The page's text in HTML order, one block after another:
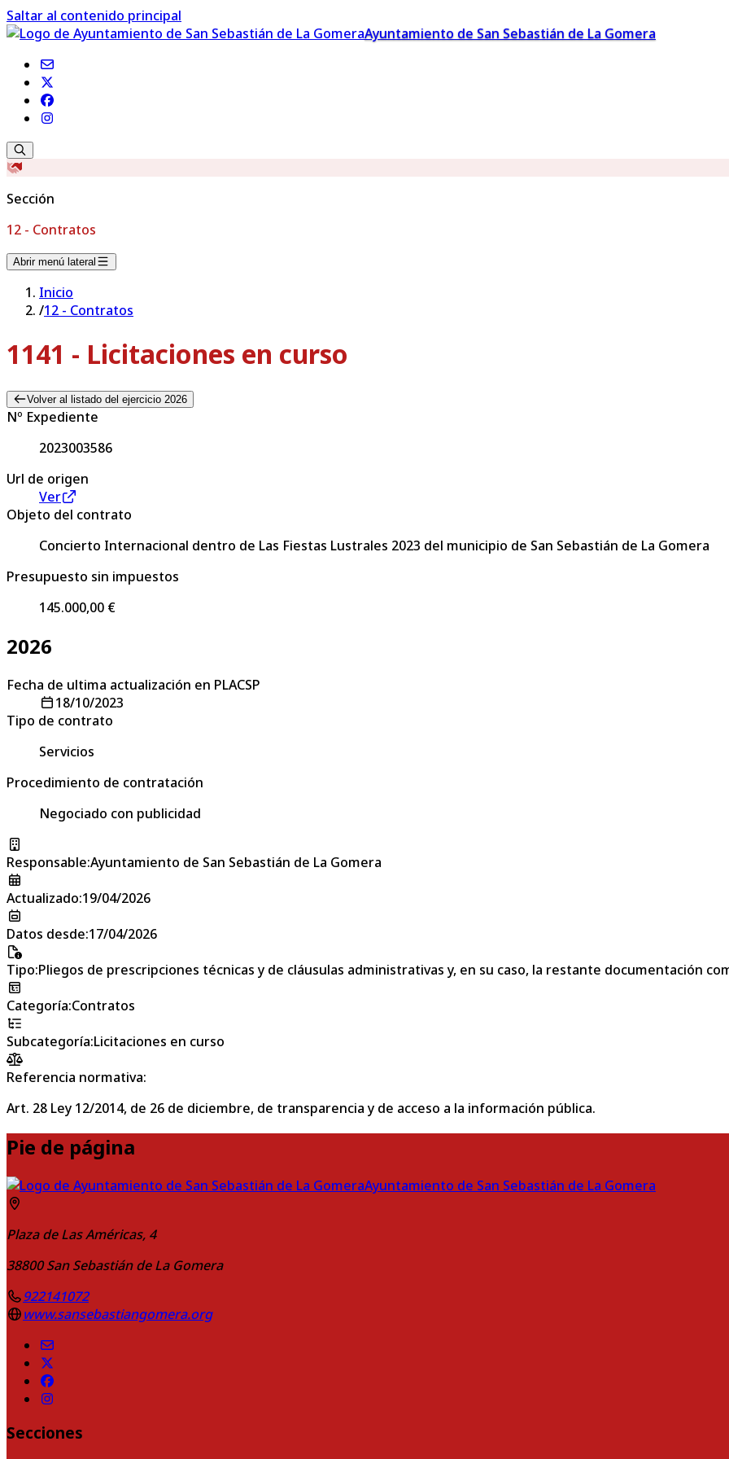
Saltar al contenido principal
Ayuntamiento de San Sebastián de La Gomera
Sección
12 - Contratos
Abrir menú lateral
Inicio
/12 - Contratos
1141 - Licitaciones en curso
Volver al listado del ejercicio 2026
Nº Expediente
2023003586
Url de origen
Ver
Objeto del contrato
Concierto Internacional dentro de Las Fiestas Lustrales 2023 del municipio de San Sebastián de La Gomera
Presupuesto sin impuestos
145.000,00 €
2026
Fecha de ultima actualización en PLACSP
18/10/2023
Tipo de contrato
Servicios
Procedimiento de contratación
Negociado con publicidad
Responsable:Ayuntamiento de San Sebastián de La Gomera
Actualizado:19/04/2026
Datos desde:17/04/2026
Tipo:Pliegos de prescripciones técnicas y de cláusulas administrativas y, en su caso, la restante documentación
Categoría:Contratos
Subcategoría:Licitaciones en curso
Referencia normativa:
Art. 28 Ley 12/2014, de 26 de diciembre, de transparencia y de acceso a la información pública.
Pie de página
Ayuntamiento de San Sebastián de La Gomera
Plaza de Las Américas, 4
38800 San Sebastián de La Gomera
922141072
www.sansebastiangomera.org
Secciones